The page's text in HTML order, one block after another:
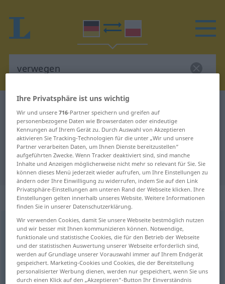
Deutsch-Polnisch Übersetzung für
"verwegen"
"verwegen" Polnisch Übersetzung
„verwegen“
verwegen
Übersicht aller Übersetzungen
(Für mehr Details die Übersetzung anklicken/antippen)
zuchwały, śmiały , zawadiacki
Ihre Privatsphäre ist uns wichtig
Wir und unsere716-Partner speichern und greifen auf
personenbezogene Daten wie Browserdaten oder eindeutige
Kennungen auf Ihrem Gerät zu. Durch Auswahl von Akzeptieren
aktivieren Sie Tracking-Technologien für die unter „Wir und unsere
Partner verarbeiten Daten, um Ihnen Dienste bereitzustellen“
aufgeführten Zwecke. Wenn Tracker deaktiviert sind, sind manche
Inhalte und Anzeigen möglicherweise nicht mehr so relevant für Sie. Sie
können dieses Menü jederzeit wieder aufrufen, um Ihre Einstellungen zu
ändern oder Ihre Einwilligung zu widerrufen, indem Sie auf den Link
Privatsphäre-Einstellungen am unteren Rand der Webseite klicken. Ihre
Einstellungen gelten innerhalb unseres Website. Weitere Informationen
finden Sie in unserer Datenschutzerklärung.
Wir verwenden Cookies, damit Sie unsere Webseite bestmöglich nutzen
und wir besser mit Ihnen kommunizieren können. Notwendige,
funktionale und statistische Cookies, die für den Betrieb der Webseite
und der statistischen Auswertung unserer Webseite erforderlich sind,
werden auf Grundlage unserer Vorauswahl immer auf Ihrem Endgerät
gespeichert. Marketing-Cookies und Cookies, die der Bereitstellung
personalisierter Werbung dienen, werden nur gespeichert, wenn Sie uns
durch einen Klick auf den „Akzeptieren“-Button Ihr Einverständnis